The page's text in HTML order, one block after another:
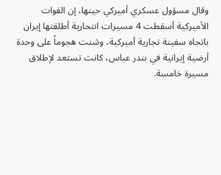
وقال مسؤول عسكري أميركي حينها، إن القوات
الأميركية أسقطت 4 مسيرات انتحارية أطلقتها إيران
باتجاه سفينة تجارية أميركية، وشنت هجوماً على وحدة
أرضية إيرانية في بندر عباس، كانت تستعد لإطلاق
مسيرة خامسة.